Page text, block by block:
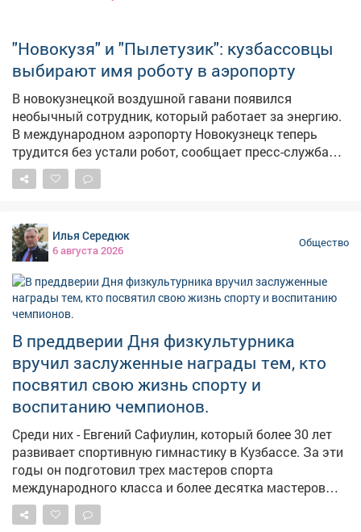
"Новокузя" и "Пылетузик": кузбассовцы
выбирают имя роботу в аэропорту
В новокузнецкой воздушной гавани появился
необычный сотрудник, который работает за энергию.
В международном аэропорту Новокузнецк теперь
трудится без устали робот, сообщает пресс-служба
аэрогавани. Инновационный работник
самостоятельно чистит пол. – Он внимательно следит
аккуратно объезжает, а если путь занят, остановится
и подождёт. Перед началом уборки обязательно
предупредит пассажиров, чтобы всем было
комфортно, – сказали в аэропорту. Кузбассовцам
предложено выбрать имя для роботизированного
трудяги: варианты принимаются до 10 августа в
породили десятки идей. Среди них "АэроКузя",
"Новокузя", "Робочист", "Пылетузик", "Мойша",Р. У. А. Н.
(робот-уборщик аэропорта Новокузнецк), "Робби" и
другие.
Илья Середюк
6 августа 2026
Общество
В преддверии Дня физкультурника
вручил заслуженные награды тем, кто
посвятил свою жизнь спорту и
воспитанию чемпионов.
Среди них - Евгений Сафиулин, который более 30 лет
развивает спортивную гимнастику в Кузбассе. За эти
годы он подготовил трех мастеров спорта
международного класса и более десятка мастеров
спорта России, а сегодня - руководит крупнейшей в
стране школой гимнастики. Более полувека посвятил